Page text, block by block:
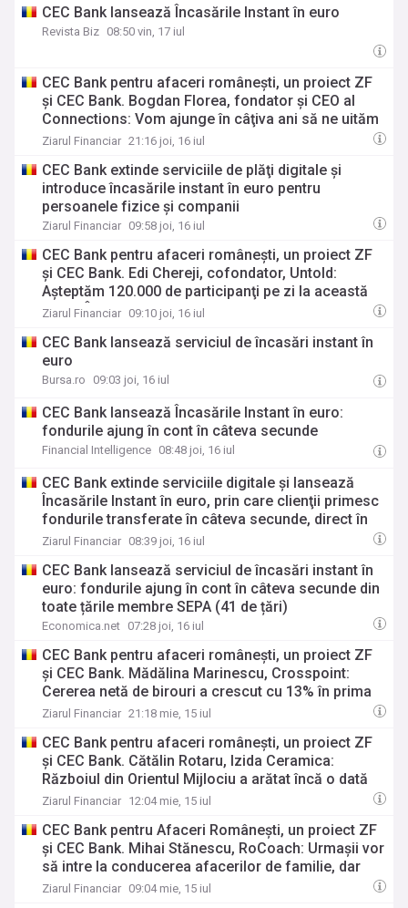
CEC Bank lansează Încasările Instant în euro
Revista Biz 08:50 vin, 17 iul
CEC Bank pentru afaceri româneşti, un proiect ZF
şi CEC Bank. Bogdan Florea, fondator şi CEO al
Connections: Vom ajunge în câţiva ani să ne uităm
cu admiraţie la digitalizarea Republicii Moldova, în
Ziarul Financiar 21:16 joi, 16 iul
CEC Bank extinde serviciile de plăţi digitale şi
introduce încasările instant în euro pentru
persoanele fizice şi companii
Ziarul Financiar 09:58 joi, 16 iul
CEC Bank pentru afaceri româneşti, un proiect ZF
şi CEC Bank. Edi Chereji, cofondator, Untold:
Aşteptăm 120.000 de participanţi pe zi la această
ediţie. În cinci ani vrem să devenim unicorn, cu 20
Ziarul Financiar 09:10 joi, 16 iul
CEC Bank lansează serviciul de încasări instant în
euro
Bursa.ro 09:03 joi, 16 iul
CEC Bank lansează Încasările Instant în euro:
fondurile ajung în cont în câteva secunde
Financial Intelligence 08:48 joi, 16 iul
CEC Bank extinde serviciile digitale şi lansează
Încasările Instant în euro, prin care clienţii primesc
fondurile transferate în câteva secunde, direct în
conturile curente în euro
Ziarul Financiar 08:39 joi, 16 iul
CEC Bank lansează serviciul de încasări instant în
euro: fondurile ajung în cont în câteva secunde din
toate țările membre SEPA (41 de țări)
Economica.net 07:28 joi, 16 iul
CEC Bank pentru afaceri româneşti, un proiect ZF
şi CEC Bank. Mădălina Marinescu, Crosspoint:
Cererea netă de birouri a crescut cu 13% în prima
jumătate a anului, la 71.000 mp. IT&C-ul, chiar dacă
Ziarul Financiar 21:18 mie, 15 iul
CEC Bank pentru afaceri româneşti, un proiect ZF
şi CEC Bank. Cătălin Rotaru, Izida Ceramica:
Războiul din Orientul Mijlociu a arătat încă o dată
cât de vulnerabile sunt lanţurile lungi de
Ziarul Financiar 12:04 mie, 15 iul
CEC Bank pentru Afaceri Româneşti, un proiect ZF
şi CEC Bank. Mihai Stănescu, RoCoach: Urmaşii vor
să intre la conducerea afacerilor de familie, dar
fondatorii nu sunt pregătiţi să le lase cârma.
Ziarul Financiar 09:04 mie, 15 iul